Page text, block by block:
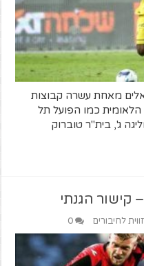
המושאלים מאחת עשרה קבוצות
הלאומית כמו הפועל תל
ג', בית"ר טוברוק
הגנתי
לחיבורים 0